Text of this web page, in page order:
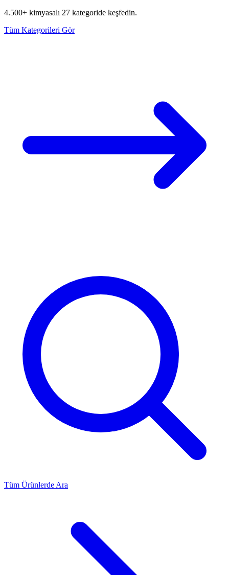
4.500+ kimyasalı 27 kategoride keşfedin.
Tüm Kategorileri Gör
Tüm Ürünlerde Ara